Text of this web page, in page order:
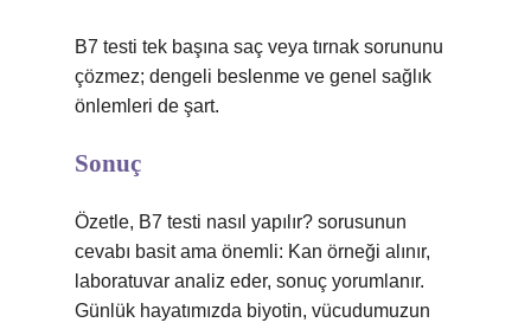
B7 testi tek başına saç veya tırnak sorununu
çözmez; dengeli beslenme ve genel sağlık
önlemleri de şart.
Sonuç
Özetle, B7 testi nasıl yapılır? sorusunun
cevabı basit ama önemli: Kan örneği alınır,
laboratuvar analiz eder, sonuç yorumlanır.
Günlük hayatımızda biyotin, vücudumuzun